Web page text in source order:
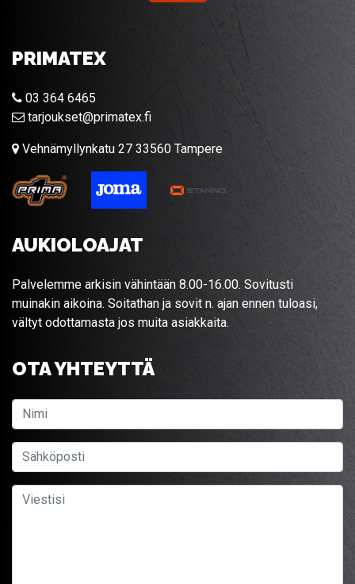
PRIMATEX
03 364 6465
tarjoukset@primatex.fi
Vehnämyllynkatu 27 33560 Tampere
AUKIOLOAJAT
Palvelemme arkisin vähintään 8.00-16.00. Sovitusti
muinakin aikoina. Soitathan ja sovit n. ajan ennen tuloasi,
vältyt odottamasta jos muita asiakkaita.
OTA YHTEYTTÄ